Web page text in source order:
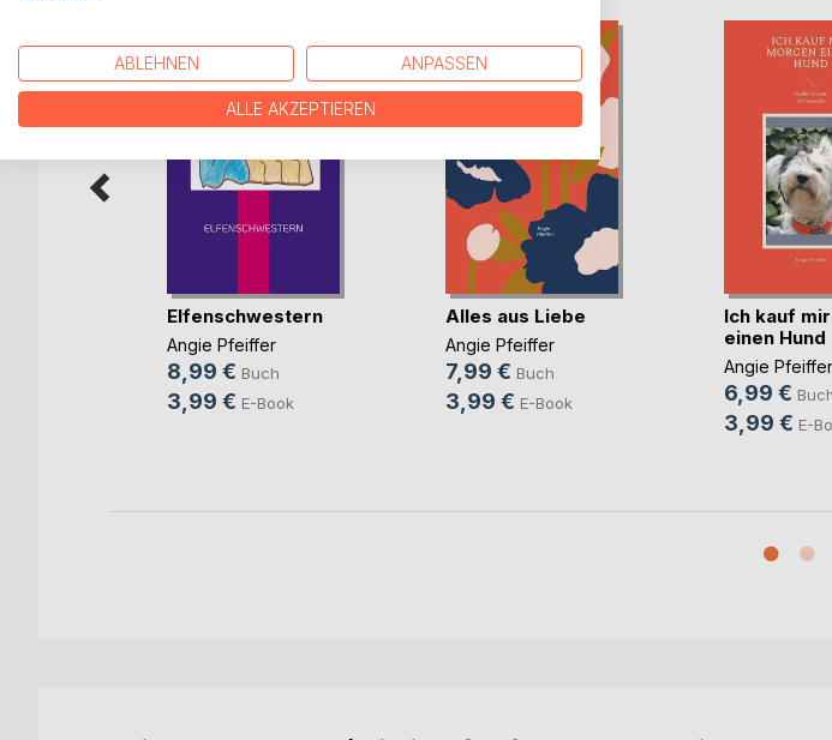
Elfenschwestern
Angie Pfeiffer
8,99 € Buch
3,99 € E-Book
Alles aus Liebe
Angie Pfeiffer
7,99 € Buch
3,99 € E-Book
Ich kauf
einen Hund
Angie Pfeiffer
6,99 €
3,99 € E-
ABLEHNEN ANPASSEN
ALLE AKZEPTIEREN